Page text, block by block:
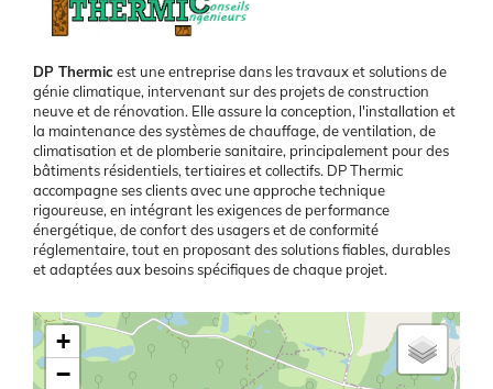
Présentation
DP Thermicest une entreprise dans les travaux et solutions de
génie climatique, intervenant sur des projets de construction
neuve et de rénovation. Elle assure la conception, l'installation et
la maintenance des systèmes de chauffage, de ventilation, de
climatisation et de plomberie sanitaire, principalement pour des
bâtiments résidentiels, tertiaires et collectifs. DP Thermic
accompagne ses clients avec une approche technique
rigoureuse, en intégrant les exigences de performance
énergétique, de confort des usagers et de conformité
réglementaire, tout en proposant des solutions fiables, durables
et adaptées aux besoins spécifiques de chaque projet.
Latitude/Longitude
+
−